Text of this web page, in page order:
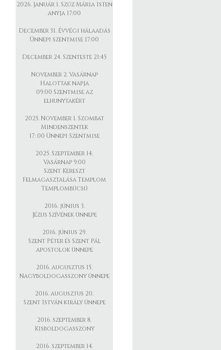
2026. Január 1. Szűz Mária Isten
anyja 17:00
December 31. Évvégi hálaadás
Ünnepi szentmise 17:00
December 24. Szenteste 21:45
November 2. Vasárnap
Halottak napja
09:00 Szentmise az
elhunytakért
2025. November 1. Szombat
Mindenszentek
17: 00 Ünnepi Szentmise
2025. Szeptember 14.
Vasárnap 9:00
Szent Kereszt
Felmagasztalása Templom
Templombúcsú
2016. június 3.
Jézus Szívének ünnepe
2016. június 29.
Szent Péter és Szent Pál
apostolok ünnepe
2016. augusztus 15.
Nagyboldogasszony ünnepe
2016. augusztus 20.
Szent István király ünnepe
2016. szeptember 8.
Kisboldogasszony
2016. szeptember 14.